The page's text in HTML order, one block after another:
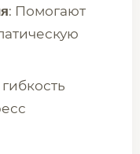
: Помогают